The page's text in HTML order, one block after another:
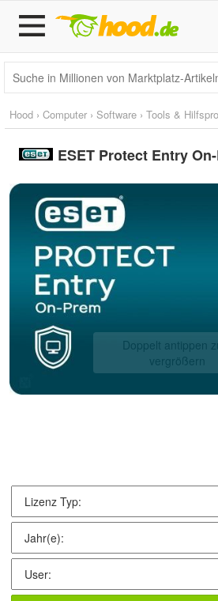
Hood › Computer › Software › Tools &
ESET Protect Entry
Doppelt antippen
vergrößern